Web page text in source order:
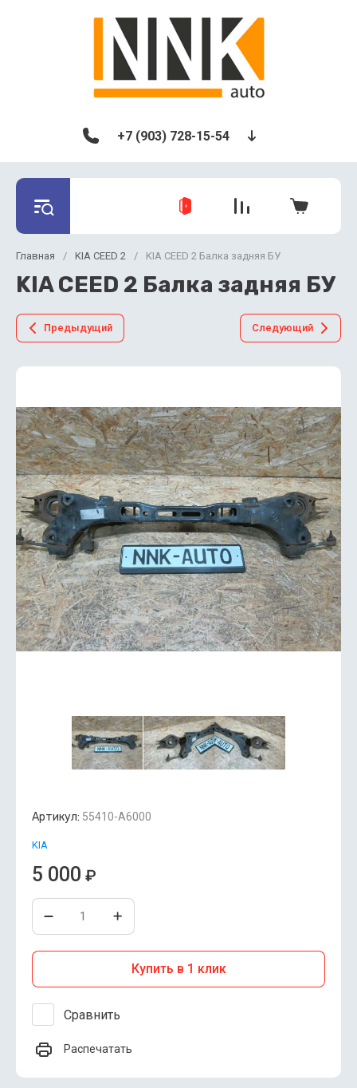
+7 (903) 728-15-54
Главная / KIA CEED 2 / KIA CEED 2 Балка задняя БУ
KIA CEED 2 Балка задняя БУ
Предыдущий Следующий
Артикул: 55410-A6000
KIA
5 000 ₽
Купить в 1 клик
Сравнить
Распечатать